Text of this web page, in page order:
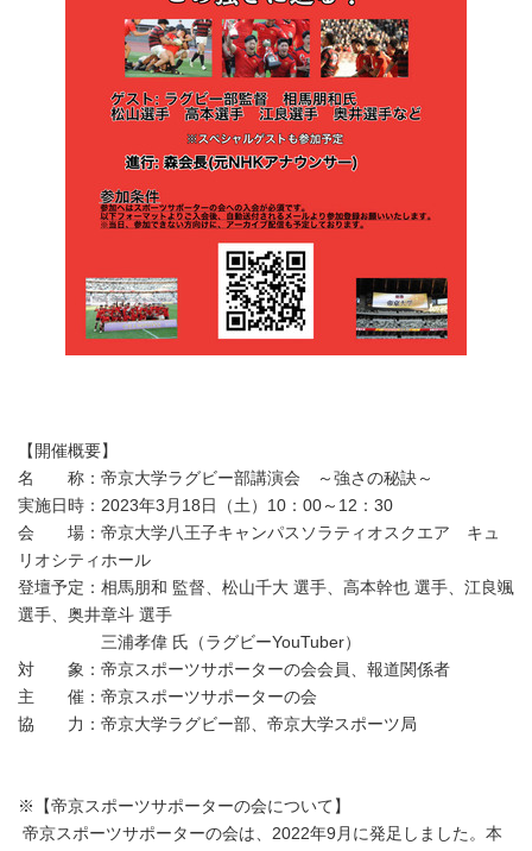
【開催概要】
名 称：帝京大学ラグビー部講演会 ～強さの秘訣～
実施日時：2023年3月18日（土）10：00～12：30
会 場：帝京大学八王子キャンパスソラティオスクエア キュ
リオシティホール
登壇予定：相馬朋和 監督、松山千大 選手、高本幹也 選手、江良颯
選手、奥井章斗 選手
三浦孝偉 氏（ラグビーYouTuber）
対 象：帝京スポーツサポーターの会会員、報道関係者
主 催：帝京スポーツサポーターの会
協 力：帝京大学ラグビー部、帝京大学スポーツ局
※【帝京スポーツサポーターの会について】
帝京スポーツサポーターの会は、2022年9月に発足しました。本